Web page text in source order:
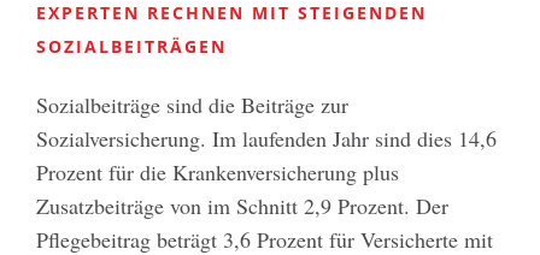
EXPERTEN RECHNEN MIT STEIGENDEN
SOZIALBEITRÄGEN
Sozialbeiträge sind die Beiträge zur
Sozialversicherung. Im laufenden Jahr sind dies 14,6
Prozent für die Krankenversicherung plus
Zusatzbeiträge von im Schnitt 2,9 Prozent. Der
Pflegebeitrag beträgt 3,6 Prozent für Versicherte mit